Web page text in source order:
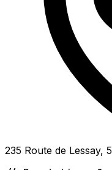
235 Route de Lessay,